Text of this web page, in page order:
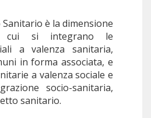
è la dimensione
cui si integrano le
a valenza sanitaria,
in forma associata, e
a valenza sociale e
socio-sanitaria,
sanitario.